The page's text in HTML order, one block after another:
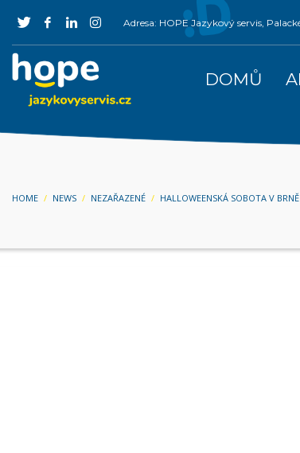
Adresa: HOPE Jazykový servis,
DOMŮ
HOME NEWS NEZAŘAZENÉ HALLOWEENSKÁ SOBOTA V BRNĚ